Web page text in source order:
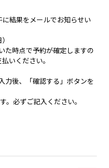
結果をメールでお知らせい
た時点で予約が確定しますの
いください。
力後、「確認する」ボタンを
。必ずご記入ください。